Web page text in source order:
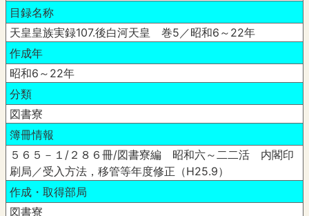
目録名称
天皇皇族実録107.後白河天皇 巻5／昭和6～22年
作成年
昭和6～22年
分類
図書寮
簿冊情報
５６５－１/２８６冊/図書寮編 昭和六～二二活 内閣印
刷局／受入方法，移管等年度修正（H25.9）
作成・取得部局
図書寮